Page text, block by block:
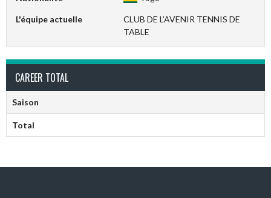
L'équipe actuelle
CLUB DE L’AVENIR TENNIS DE
TABLE
CAREER TOTAL
Saison
Total